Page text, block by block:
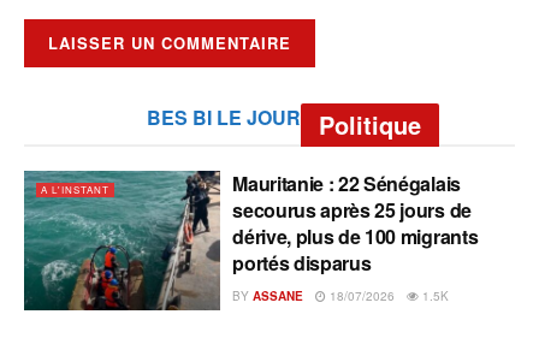
BES BI LE JOUR Politique
A L'INSTANT
Mauritanie : 22 Sénégalais
secourus après 25 jours de
dérive, plus de 100 migrants
portés disparus
BY ASSANE 18/07/2026 1.5K